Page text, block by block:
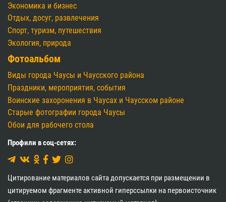
Экономика и бизнес
Отдых, досуг, развлечения
Спорт, туризм, путешествия
Экология, природа
Фотоальбом
Виды города Чаусы и Чаусского района
Праздники, мероприятия, события
Воинские захоронения в Чаусах и Чаусском районе
Старые фотографии города Чаусы
Обои для рабочего стола
Профили в соц-сетях:
Цитирование материалов сайта допускается при размещении в
цитируемом фрагменте активной гиперссылки на первоисточник